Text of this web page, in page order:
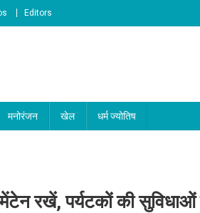
Editors
मनोरंजन खेल धर्म ज्योतिष
रखें, पर्यटकों की